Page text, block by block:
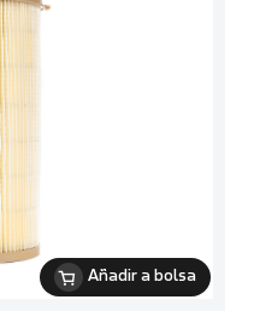
Añadir a bolsa